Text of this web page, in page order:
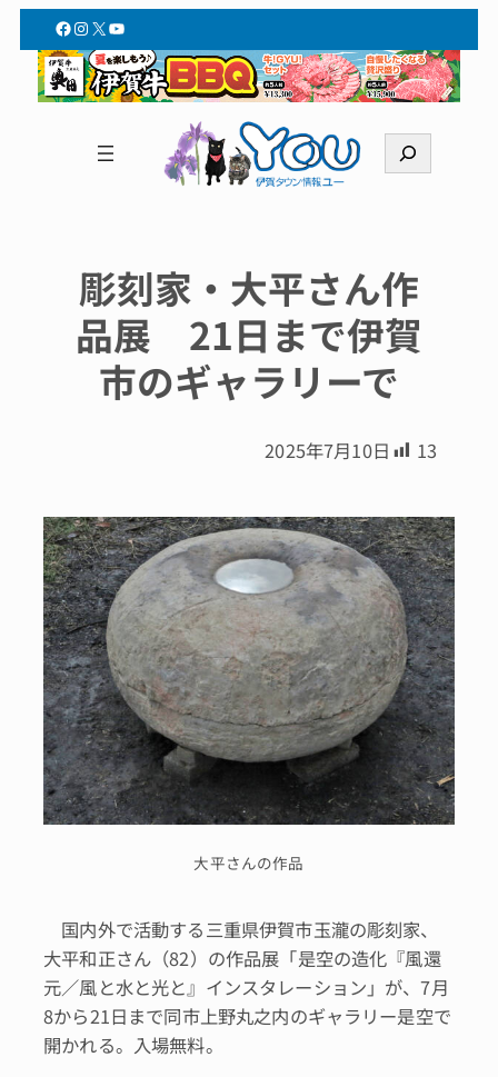
Facebook
Instagram
X YouTube
索
彫刻家・大平さん作
品展 21日まで伊賀
市のギャラリーで
2025年7月10日 13
大平さんの作品
国内外で活動する三重県伊賀市玉瀧の彫刻家、
大平和正さん（82）の作品展「是空の造化『風還
元／風と水と光と』インスタレーション」が、7月
8から21日まで同市上野丸之内のギャラリー是空で
開かれる。入場無料。